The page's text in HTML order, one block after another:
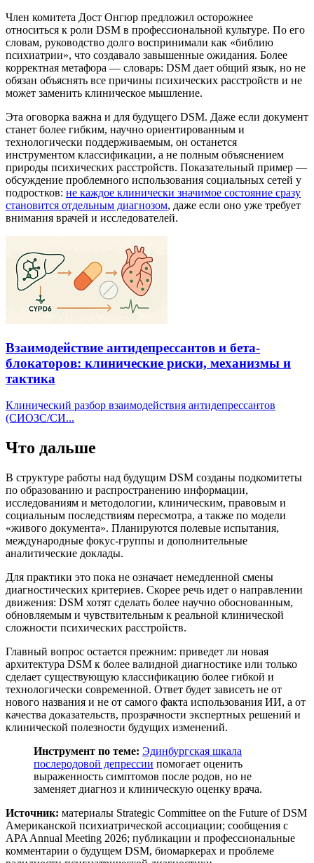
Член комитета Дост Онгюр предложил осторожнее
относиться к роли DSM в профессиональной культуре. По его
словам, руководство долго воспринимали как «библию
психиатрии», что создавало завышенные ожидания. Более
корректная метафора — словарь: DSM дает общий язык, но не
обязан объяснять все причины психических расстройств и не
может заменить клиническое мышление.
Эта оговорка важна и для будущего DSM. Даже если документ
станет более гибким, научно ориентированным и
технологически поддерживаемым, он останется
инструментом классификации, а не полным объяснением
природы психических расстройств. Показательный пример —
обсуждение проблемного использования социальных сетей у
подростков: не каждое клинически значимое состояние сразу
становится отдельным диагнозом, даже если оно уже требует
внимания врачей и исследователей.
Взаимодействие антидепрессантов и бета-
блокаторов: клинические риски, механизмы и
тактика
Клинический разбор взаимодействия антидепрессантов
(СИОЗС/СИ...
Что дальше
В структуре работы над будущим DSM созданы подкомитеты
по образованию и распространению информации,
исследованиям и методологии, клиническим, правовым и
социальным последствиям пересмотра, а также по модели
«живого документа». Планируются полевые испытания,
международные фокус-группы и дополнительные
аналитические доклады.
Для практики это пока не означает немедленной смены
диагностических критериев. Скорее речь идет о направлении
движения: DSM хотят сделать более научно обоснованным,
обновляемым и чувствительным к реальной клинической
сложности психических расстройств.
Главный вопрос остается прежним: приведет ли новая
архитектура DSM к более валидной диагностике или только
сделает существующую классификацию более гибкой и
технологически современной. Ответ будет зависеть не от
нового названия и не от самого факта использования ИИ, а от
качества доказательств, прозрачности экспертных решений и
клинической полезности будущих изменений.
Инструмент по теме: Эдинбургская шкала
послеродовой депрессии помогает оценить
выраженность симптомов после родов, но не
заменяет диагноз и клиническую оценку врача.
Источник: материалы Strategic Committee on the Future of DSM
Американской психиатрической ассоциации; сообщения с
APA Annual Meeting 2026; публикации и профессиональные
комментарии о будущем DSM, биомаркерах и проблеме